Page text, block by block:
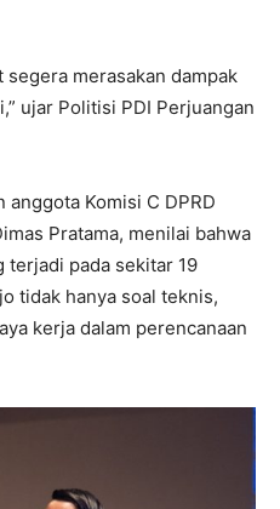
segera merasakan dampak
ujar Politisi PDI Perjuangan
anggota Komisi C DPRD
Pratama, menilai bahwa
terjadi pada sekitar 19
tidak hanya soal teknis,
kerja dalam perencanaan